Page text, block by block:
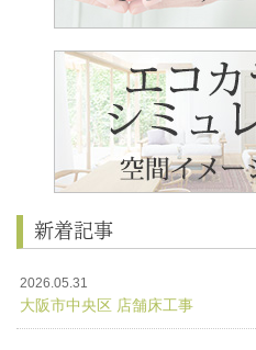
新着記事
2026.05.31
大阪市中央区 店舗床工事